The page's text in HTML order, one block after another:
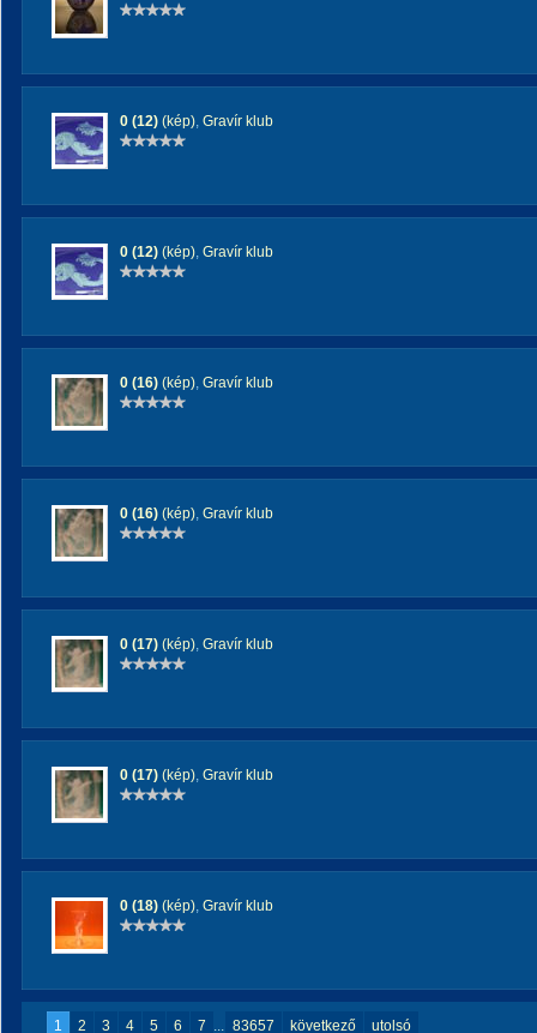
0 (12) (kép), Gravír klub
0 (12) (kép), Gravír klub
0 (16) (kép), Gravír klub
0 (16) (kép), Gravír klub
0 (17) (kép), Gravír klub
0 (17) (kép), Gravír klub
0 (18) (kép), Gravír klub
1 2 3 4 5 6 7 ... 83657 következő utolsó